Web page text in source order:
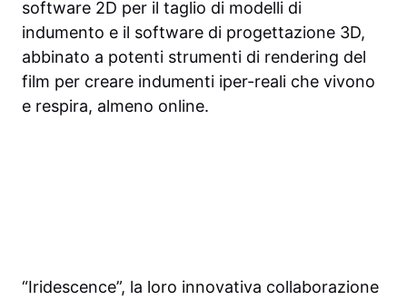
software 2D per il taglio di modelli di
indumento e il software di progettazione 3D,
abbinato a potenti strumenti di rendering del
film per creare indumenti iper-reali che vivono
e respira, almeno online.
“Iridescence”, la loro innovativa collaborazione